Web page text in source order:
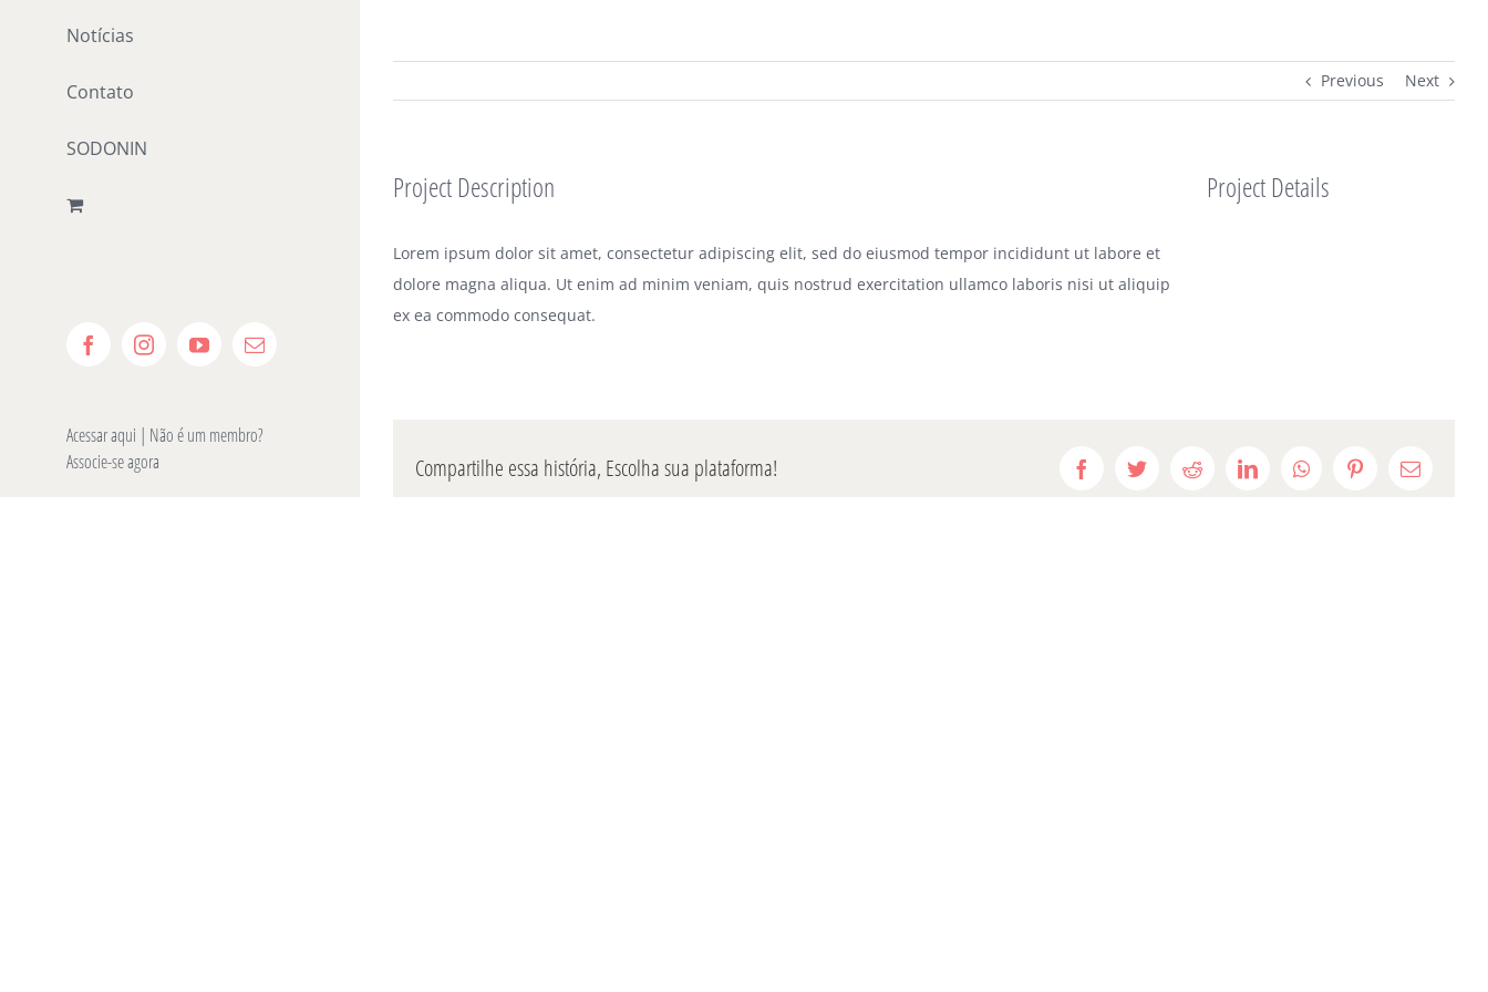
Notícias
Contato
SODONIN
FacebookInstagramYouTube
E-
Acessar aqui | Não é um membro?
Associe-se agora
Previous Next
Project Description
Lorem ipsum dolor sit amet, consectetur adipiscing elit, sed do eiusmod tempor incididunt ut labore et
dolore magna aliqua. Ut enim ad minim veniam, quis nostrud exercitation ullamco laboris nisi ut aliquip
ex ea commodo consequat.
Project Details
Compartilhe essa história, Escolha sua plataforma! FacebookTwitterRedditLinkedInWhatsAppPinterest
E-